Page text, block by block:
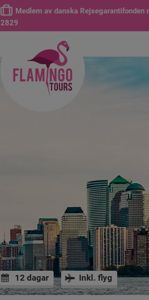
Medlem av danska Rejsegarantifonden
2829
12 dagar Inkl. flyg